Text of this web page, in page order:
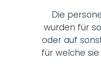
Die
wurden für
oder auf
für welche